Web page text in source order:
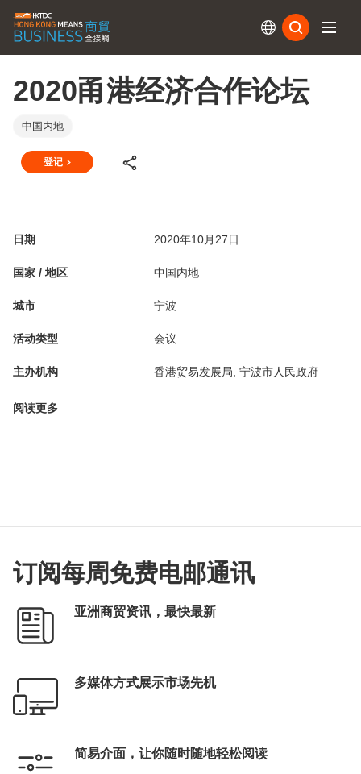
2020甬港经济合作论坛
中国内地
登记
日期 2020年10月27日
国家 / 地区 中国内地
城市 宁波
活动类型 会议
主办机构 香港贸易发展局, 宁波市人民政府
阅读更多
订阅每周免费电邮通讯
亚洲商贸资讯，最快最新
多媒体方式展示市场先机
简易介面，让你随时随地轻松阅读